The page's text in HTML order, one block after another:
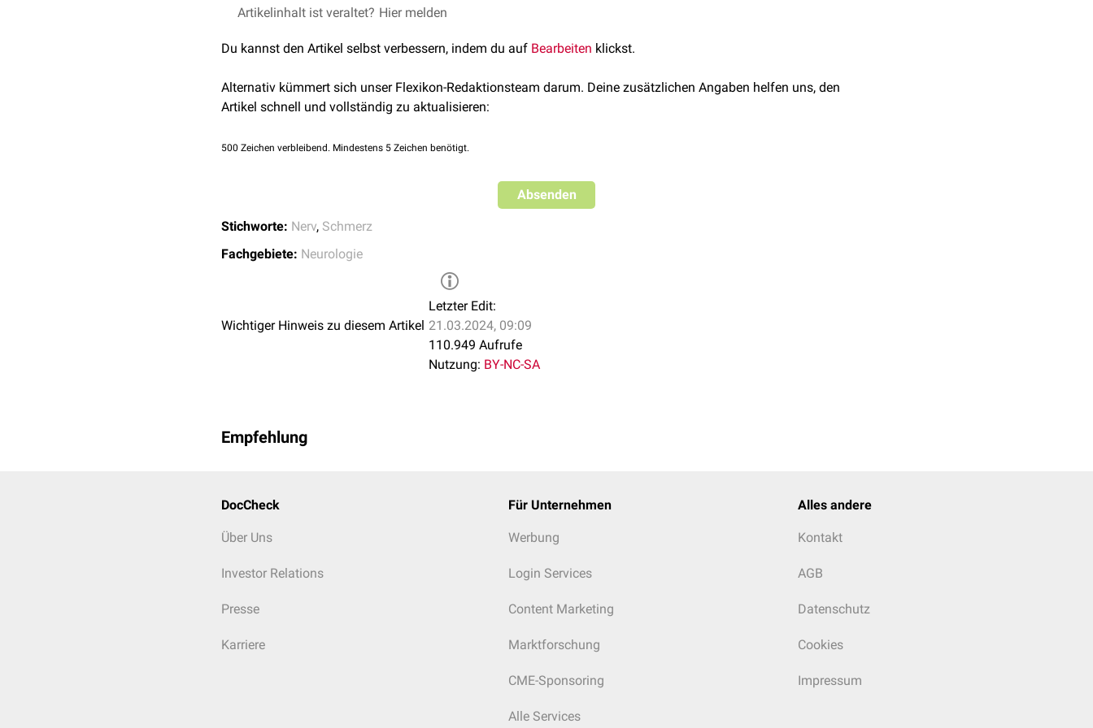
Glossopharyngeusneuralgie(Collet-Sicard-Syndrom)
Ischialgie
Morton-Neuralgie
Nasoziliarisneuralgie(Charlin-Syndrom)
Post-Zoster-Neuralgie
("Spermatikus-Neuralgie")
Trigeminusneuralgie
Neuralgien sind therapeutisch anspruchsvoller als andere Schmerzformen, da sie nicht gut auf typische
Pregabalin ) undAntidepressivaeingesetzt.
Falls sich durch die Medikation die Schmerzen nicht kontrollieren lassen, ist eine (neuro)chirurgische Therapie
notwendig. Ein mögliches Verfahren ist dieperiphere Nervenstimulation(SPNS), mit der die auslösenden
Nervenfasern durch elektrische Impulse kontrolliert werden. Weitere Verfahren sind die
Artikelinhalt ist veraltet? Hier melden
Du kannst den Artikel selbst verbessern, indem du auf Bearbeiten klickst.
Alternativ kümmert sich unser Flexikon-Redaktionsteam darum. Deine zusätzlichen Angaben helfen uns, den
Artikel schnell und vollständig zu aktualisieren:
500 Zeichen verbleibend. Mindestens 5 Zeichen benötigt.
Absenden
Stichworte: Nerv, Schmerz
Fachgebiete: Neurologie
Wichtiger Hinweis zu diesem Artikel
Letzter Edit:
21.03.2024, 09:09
110.949 Aufrufe
Nutzung: BY-NC-SA
Empfehlung
DocCheck
Über Uns
Investor Relations
Presse
Karriere
Für Unternehmen
Werbung
Login Services
Content Marketing
Marktforschung
CME-Sponsoring
Alle Services
Alles andere
Kontakt
AGB
Datenschutz
Cookies
Impressum